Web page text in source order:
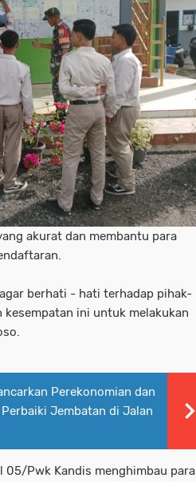
akurat dan membantu para
berhati - hati terhadap pihak-
kesempatan ini untuk melakukan
Perekonomian dan
Perbaiki Jembatan di Jalan
05/Pwk Kandis menghimbau para